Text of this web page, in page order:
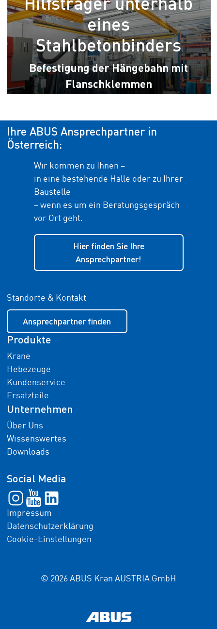
eines
Stahlbetonbinders
Befestigung der Hängebahn mit
Flanschklemmen
Ihre ABUS Ansprechpartner in
Österreich:
Wir kommen zu Ihnen –
in eine bestehende Halle oder zu Ihrer
Baustelle
– wenn es um ein Beratungsgespräch
vor Ort geht.
Hier finden Sie Ihre
Ansprechpartner!
Standorte & Kontakt
Ansprechpartner finden
Produkte
Krane
Hebezeuge
Kundenservice
Ersatzteile
Unternehmen
Über Uns
Wissenswertes
Downloads
Social Media
Impressum
Datenschutzerklärung
Cookie-Einstellungen
© 2026 ABUS Kran AUSTRIA GmbH